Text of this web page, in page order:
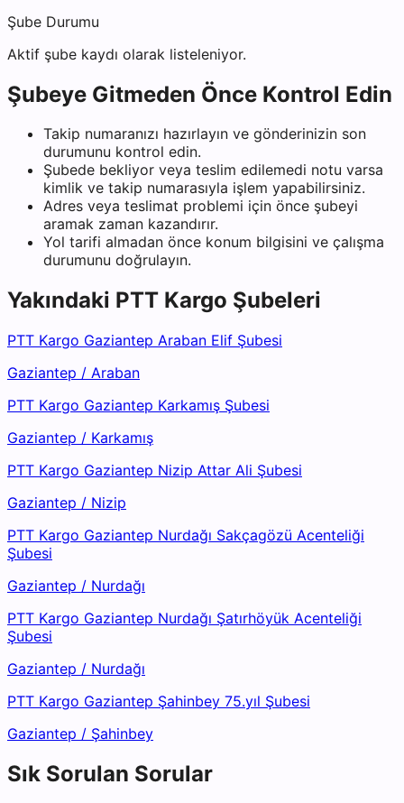
Şube Durumu
Aktif şube kaydı olarak listeleniyor.
Şubeye Gitmeden Önce Kontrol Edin
Takip numaranızı hazırlayın ve gönderinizin son
durumunu kontrol edin.
Şubede bekliyor veya teslim edilemedi notu varsa
kimlik ve takip numarasıyla işlem yapabilirsiniz.
Adres veya teslimat problemi için önce şubeyi
aramak zaman kazandırır.
Yol tarifi almadan önce konum bilgisini ve çalışma
durumunu doğrulayın.
Yakındaki PTT Kargo Şubeleri
PTT Kargo Gaziantep Araban Elif Şubesi
Gaziantep / Araban
PTT Kargo Gaziantep Karkamış Şubesi
Gaziantep / Karkamış
PTT Kargo Gaziantep Nizip Attar Ali Şubesi
Gaziantep / Nizip
PTT Kargo Gaziantep Nurdağı Sakçagözü Acenteliği
Şubesi
Gaziantep / Nurdağı
PTT Kargo Gaziantep Nurdağı Şatırhöyük Acenteliği
Şubesi
Gaziantep / Nurdağı
PTT Kargo Gaziantep Şahinbey 75.yıl Şubesi
Gaziantep / Şahinbey
Sık Sorulan Sorular